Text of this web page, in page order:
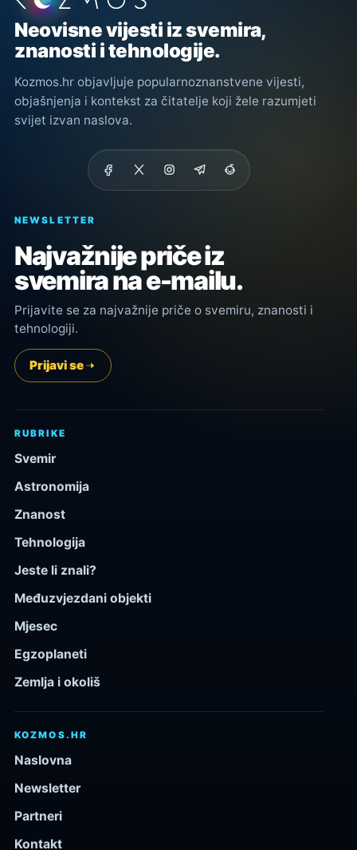
Neovisne vijesti iz svemira,
znanosti i tehnologije.
Kozmos.hr objavljuje popularnoznanstvene vijesti,
objašnjenja i kontekst za čitatelje koji žele razumjeti
svijet izvan naslova.
NEWSLETTER
Najvažnije priče iz
svemira na e-mailu.
Prijavite se za najvažnije priče o svemiru, znanosti i
tehnologiji.
Prijavi se
RUBRIKE
Svemir
Astronomija
Znanost
Tehnologija
Jeste li znali?
Međuzvjezdani objekti
Mjesec
Egzoplaneti
Zemlja i okoliš
KOZMOS.HR
Naslovna
Newsletter
Partneri
Kontakt